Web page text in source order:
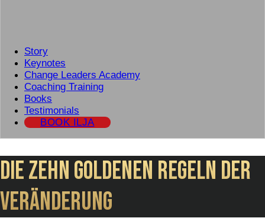
Story
Keynotes
Change Leaders Academy
Coaching Training
Books
Testimonials
BOOK ILJA
Die zehn goldenen Regeln der
Veränderung